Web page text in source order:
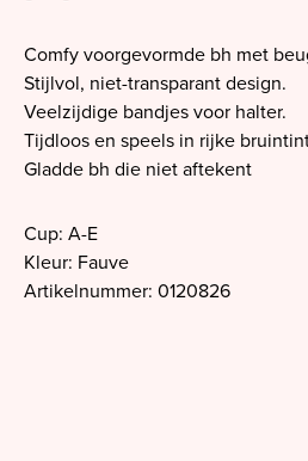
Comfy voorgevormde bh met
Stijlvol, niet-transparant design.
Veelzijdige bandjes voor halter.
Tijdloos en speels in rijke
Gladde bh die niet aftekent
Cup: A-E
Kleur: Fauve
Artikelnummer: 0120826